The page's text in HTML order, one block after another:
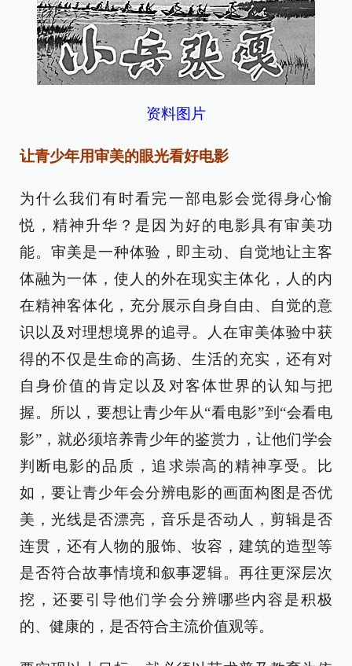
资料图片
让青少年用审美的眼光看好电影
为什么我们有时看完一部电影会觉得身心愉
悦，精神升华？是因为好的电影具有审美功
能。审美是一种体验，即主动、自觉地让主客
体融为一体，使人的外在现实主体化，人的内
在精神客体化，充分展示自身自由、自觉的意
识以及对理想境界的追寻。人在审美体验中获
得的不仅是生命的高扬、生活的充实，还有对
自身价值的肯定以及对客体世界的认知与把
握。所以，要想让青少年从“看电影”到“会看电
影”，就必须培养青少年的鉴赏力，让他们学会
判断电影的品质，追求崇高的精神享受。比
如，要让青少年会分辨电影的画面构图是否优
美，光线是否漂亮，音乐是否动人，剪辑是否
连贯，还有人物的服饰、妆容，建筑的造型等
是否符合故事情境和叙事逻辑。再往更深层次
挖，还要引导他们学会分辨哪些内容是积极
的、健康的，是否符合主流价值观等。